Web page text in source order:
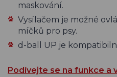
maskování.
Vysílačem je možné
míčků pro psy.
d-ball UP je
Podívejte se na funkce a